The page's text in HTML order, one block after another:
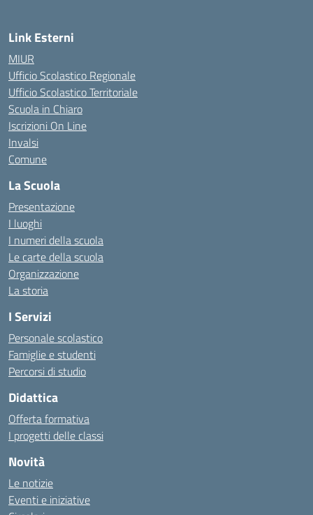
Link Esterni
MIUR
Ufficio Scolastico Regionale
Ufficio Scolastico Territoriale
Scuola in Chiaro
Iscrizioni On Line
Invalsi
Comune
La Scuola
Presentazione
I luoghi
I numeri della scuola
Le carte della scuola
Organizzazione
La storia
I Servizi
Personale scolastico
Famiglie e studenti
Percorsi di studio
Didattica
Offerta formativa
I progetti delle classi
Novità
Le notizie
Eventi e iniziative